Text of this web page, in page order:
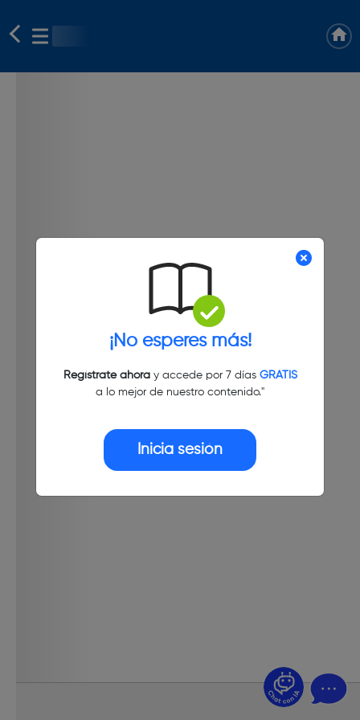
¡No esperes más!
Regístrate ahoray accede por 7 días GRATIS
a lo mejor de nuestro contenido."
Inicia sesión